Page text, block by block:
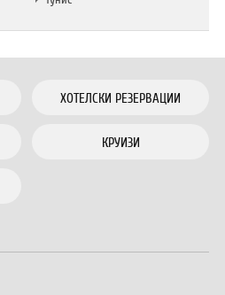
ХОТЕЛСКИ РЕЗЕРВАЦИИ
КРУИЗИ